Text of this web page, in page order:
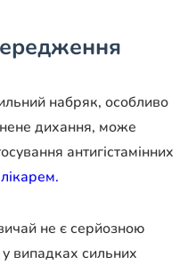
набряк, особливо
дихання, може
антигістамінних
лікарем.
не є серйозною
випадках сильних